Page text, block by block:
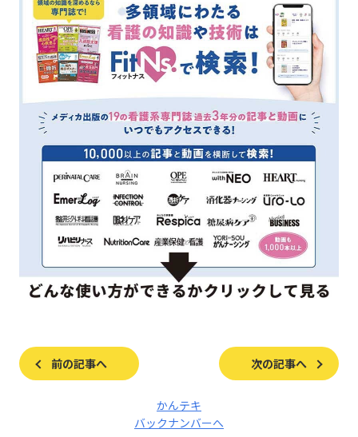
前の記事へ 次の記事へ
かんテキ
バックナンバーへ